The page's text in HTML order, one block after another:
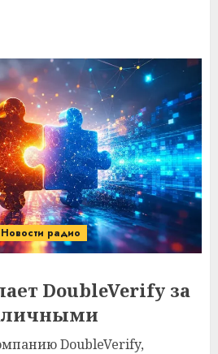
Новости радио
DoubleVerify за
DoubleVerify,